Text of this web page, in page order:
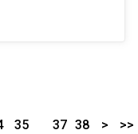
35
37 38 > >>